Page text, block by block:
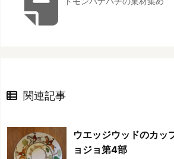
関連記事
ウエッジウッドのカッ
ョジョ第4部